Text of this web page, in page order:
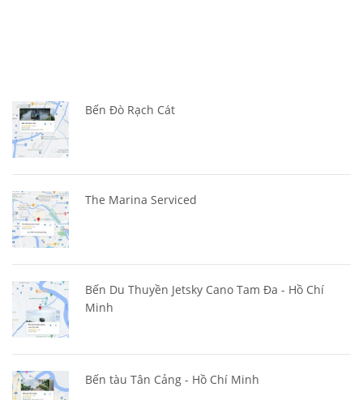
Bến Đò Rạch Cát
The Marina Serviced
Bến Du Thuyền Jetsky Cano Tam Đa - Hồ Chí
Minh
Bến tàu Tân Cảng - Hồ Chí Minh